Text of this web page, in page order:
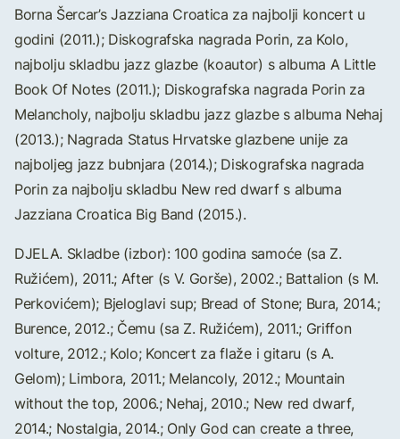
Borna Šercar’s Jazziana Croatica za najbolji koncert u
godini (2011.); Diskografska nagrada Porin, za Kolo,
najbolju skladbu jazz glazbe (koautor) s albuma A Little
Book Of Notes (2011.); Diskografska nagrada Porin za
Melancholy, najbolju skladbu jazz glazbe s albuma Nehaj
(2013.); Nagrada Status Hrvatske glazbene unije za
najboljeg jazz bubnjara (2014.); Diskografska nagrada
Porin za najbolju skladbu New red dwarf s albuma
Jazziana Croatica Big Band (2015.).
DJELA. Skladbe (izbor): 100 godina samoće (sa Z.
Ružićem), 2011.; After (s V. Gorše), 2002.; Battalion (s M.
Perkovićem); Bjeloglavi sup; Bread of Stone; Bura, 2014.;
Burence, 2012.; Čemu (sa Z. Ružićem), 2011.; Griffon
volture, 2012.; Kolo; Koncert za flaže i gitaru (s A.
Gelom); Limbora, 2011.; Melancoly, 2012.; Mountain
without the top, 2006.; Nehaj, 2010.; New red dwarf,
2014.; Nostalgia, 2014.; Only God can create a three,